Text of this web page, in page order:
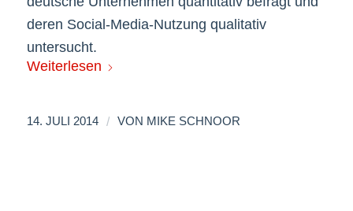
deren Social-Media-Nutzung qualitativ
untersucht.
Weiterlesen
14. JULI 2014 / VON MIKE SCHNOOR